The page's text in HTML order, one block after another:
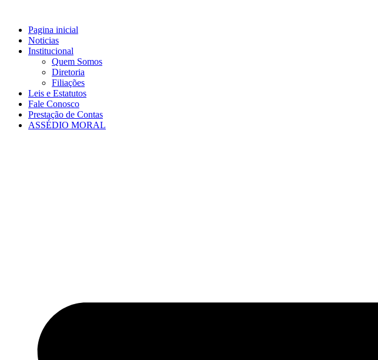
conteúdo
Pagina inicial
Noticias
Institucional
Quem Somos
Diretoria
Filiações
Leis e Estatutos
Fale Conosco
Prestação de Contas
ASSÉDIO MORAL